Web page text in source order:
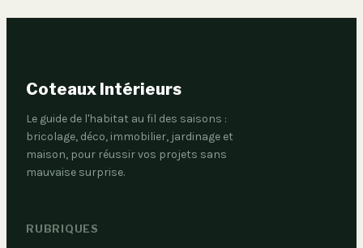
Coteaux Intérieurs
Le guide de l'habitat au fil des saisons :
bricolage, déco, immobilier, jardinage et
maison, pour réussir vos projets sans
mauvaise surprise.
RUBRIQUES